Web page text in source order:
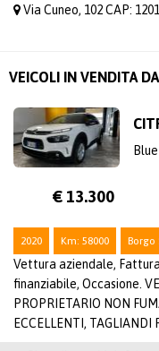
Via Cuneo, 102 CAP:
VEICOLI IN VENDITA
€ 13.300
2020 Km: 58000 Borgo
Vettura aziendale,
finanziabile, Occasione.
PROPRIETARIO NON
ECCELLENTI, TAGLIANDI